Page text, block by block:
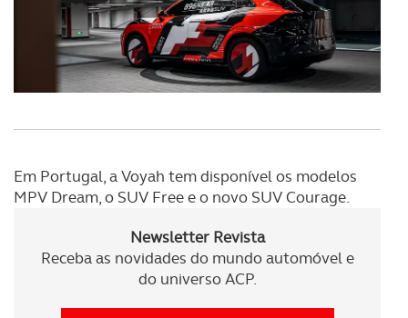
disponibilizados.
Consulte a política de cookies do site.
Em Portugal, a Voyah tem disponível os modelos
MPV Dream, o SUV Free e o novo SUV Courage.
Newsletter Revista
Receba as novidades do mundo automóvel e
do universo ACP.